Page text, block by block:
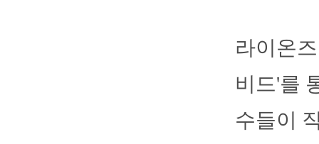
라이온
비드'를
수들이